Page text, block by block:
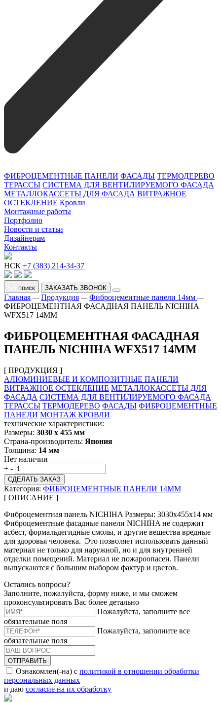
ФИБРОЦЕМЕНТНЫЕ ПАНЕЛИ ФАСАДЫ ТЕРМОДЕРЕВО
ТЕРАССЫ СИСТЕМА ДЛЯ ВЕНТИЛИРУЕМОГО ФАСАДА
МЕТАЛЛОКАССЕТЫ ДЛЯ ФАСАДА ВИТРАЖНОЕ
ОСТЕКЛЕНИЕ Кровли
Монтажные работы
Портфолио
Новости и статьи
Дизайнерам
Контакты
НСК +7 (383) 214-34-37
поиск ЗАКАЗАТЬ ЗВОНОК
Главная — Продукция — Фиброцементные панели 14мм —
ФИБРОЦЕМЕНТНАЯ ФАСАДНАЯ ПАНЕЛЬ NICHIHA
WFX517 14ММ
ФИБРОЦЕМЕНТНАЯ ФАСАДНАЯ
ПАНЕЛЬ NICHIHA WFX517 14ММ
[ ПРОДУКЦИЯ ]
АЛЮМИНИЕВЫЕ И КОМПОЗИТНЫЕ ПАНЕЛИ
ВИТРАЖНОЕ ОСТЕКЛЕНИЕ МЕТАЛЛОКАССЕТЫ ДЛЯ
ФАСАДА СИСТЕМА ДЛЯ ВЕНТИЛИРУЕМОГО ФАСАДА
ТЕРАССЫ ТЕРМОДЕРЕВО ФАСАДЫ ФИБРОЦЕМЕНТНЫЕ
ПАНЕЛИ МОНТАЖ КРОВЛИ
технические характеристики:
Размеры: 3030 х 455 мм
Страна-производитель: Япония
Толщина: 14 мм
Нет наличии
+ -
СДЕЛАТЬ ЗАКАЗ
Категория: ФИБРОЦЕМЕНТНЫЕ ПАНЕЛИ 14ММ
[ ОПИСАНИЕ ]
Фиброцементная панель NICHIHA Размеры: 3030х455х14 мм
Фиброцементные фасадные панели NICHIHA не содержит
асбест, формальдегидные смолы, и другие вещества вредные
для здоровья человека. Это позволяет использовать данный
материал не только для наружной, но и для внутренней
отделки помещений. Материал не пожароопасен. Панели
выпускаются с большим выбором фактур и цветов.
Остались вопросы?
Заполните, пожалуйста, форму ниже, и мы сможем
проконсультировать Вас более детально
Пожалуйста, заполните все
обязательные поля
Пожалуйста, заполните все
обязательные поля
ОТПРАВИТЬ
Ознакомлен(-на) с политикой в отношении обработки
персональных данных
и даю согласие на их обработку